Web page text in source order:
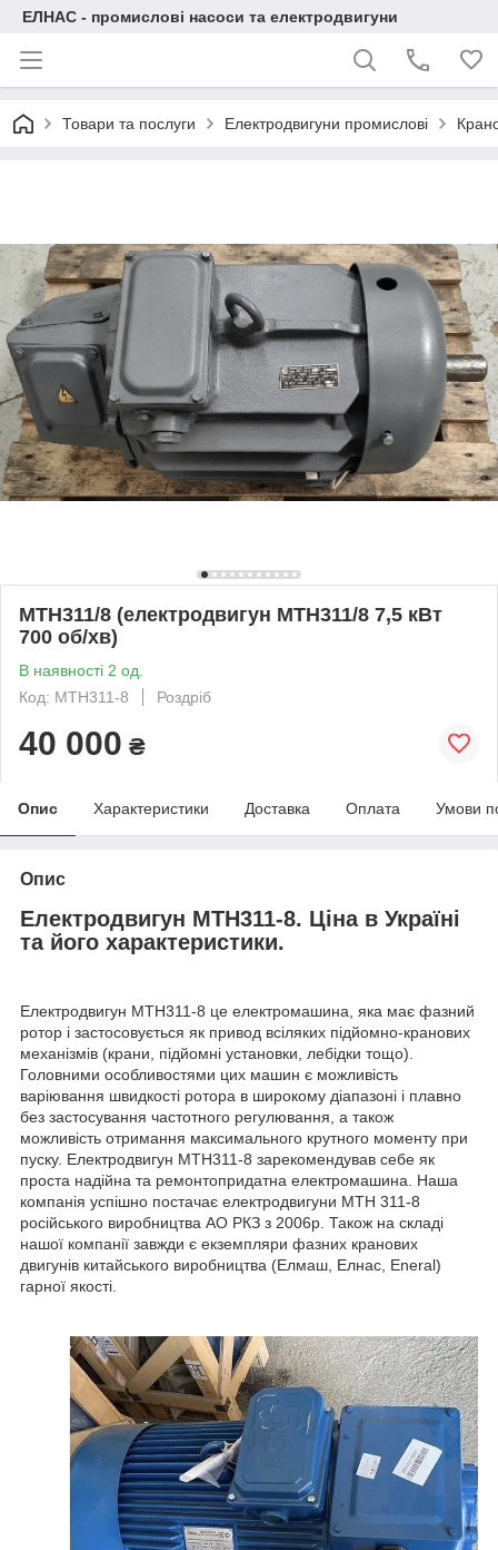
ЕЛНАС - промислові насоси та електродвигуни
Товари та послуги Електродвигуни промислові
МТН311/8 (електродвигун MTH311/8 7,5 кВт
700 об/хв)
В наявності 2 од.
Код: МТН311-8
Роздріб
40 000 ₴
Опис Характеристики Доставка Оплата Умови
Опис
Електродвигун МТН311-8. Ціна в Україні
та його характеристики.
Електродвигун МТН311-8 це електромашина, яка має фазний
ротор і застосовується як привод всіляких підйомно-кранових
механізмів (крани, підйомні установки, лебідки тощо).
Головними особливостями цих машин є можливість
варіювання швидкості ротора в широкому діапазоні і плавно
без застосування частотного регулювання, а також
можливість отримання максимального крутного моменту при
пуску. Електродвигун МТН311-8 зарекомендував себе як
проста надійна та ремонтопридатна електромашина. Наша
компанія успішно постачає електродвигуни МТН 311-8
російського виробництва АО РКЗ з 2006р. Також на складі
нашої компанії завжди є екземпляри фазних кранових
двигунів китайського виробництва (Елмаш, Елнас, Eneral)
гарної якості.